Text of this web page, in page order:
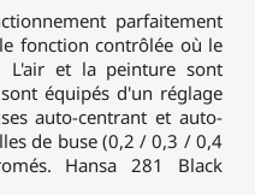
parfaitement
fonction contrôlée où le
L'air et la peinture sont
équipés d'un réglage
auto-centrant et auto-
de buse (0,2 / 0,3 / 0,4
Hansa 281 Black